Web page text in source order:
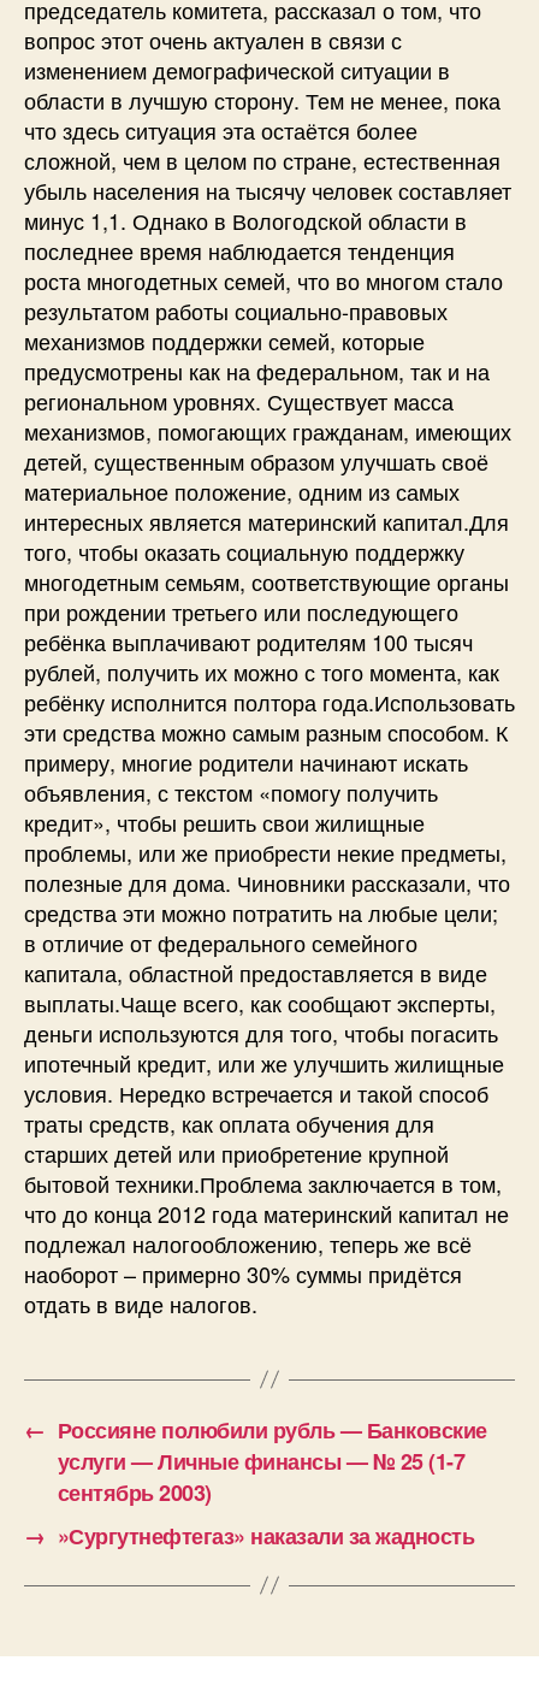
председатель комитета, рассказал о том, что
вопрос этот очень актуален в связи с
изменением демографической ситуации в
области в лучшую сторону. Тем не менее, пока
что здесь ситуация эта остаётся более
сложной, чем в целом по стране, естественная
убыль населения на тысячу человек составляет
минус 1,1. Однако в Вологодской области в
последнее время наблюдается тенденция
роста многодетных семей, что во многом стало
результатом работы социально-правовых
механизмов поддержки семей, которые
предусмотрены как на федеральном, так и на
региональном уровнях. Существует масса
механизмов, помогающих гражданам, имеющих
детей, существенным образом улучшать своё
материальное положение, одним из самых
интересных является материнский капитал.Для
того, чтобы оказать социальную поддержку
многодетным семьям, соответствующие органы
при рождении третьего или последующего
ребёнка выплачивают родителям 100 тысяч
рублей, получить их можно с того момента, как
ребёнку исполнится полтора года.Использовать
эти средства можно самым разным способом. К
примеру, многие родители начинают искать
объявления, с текстом «помогу получить
кредит», чтобы решить свои жилищные
проблемы, или же приобрести некие предметы,
полезные для дома. Чиновники рассказали, что
средства эти можно потратить на любые цели;
в отличие от федерального семейного
капитала, областной предоставляется в виде
выплаты.Чаще всего, как сообщают эксперты,
деньги используются для того, чтобы погасить
ипотечный кредит, или же улучшить жилищные
условия. Нередко встречается и такой способ
траты средств, как оплата обучения для
старших детей или приобретение крупной
бытовой техники.Проблема заключается в том,
что до конца 2012 года материнский капитал не
подлежал налогообложению, теперь же всё
наоборот – примерно 30% суммы придётся
отдать в виде налогов.
← Россияне полюбили рубль — Банковские
услуги — Личные финансы — № 25 (1-7
сентябрь 2003)
→ »Сургутнефтегаз» наказали за жадность